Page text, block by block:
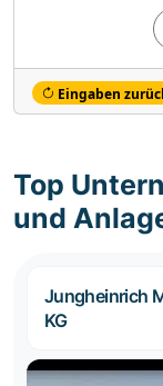
Eingaben
Top
und
Jungheinrich
KG